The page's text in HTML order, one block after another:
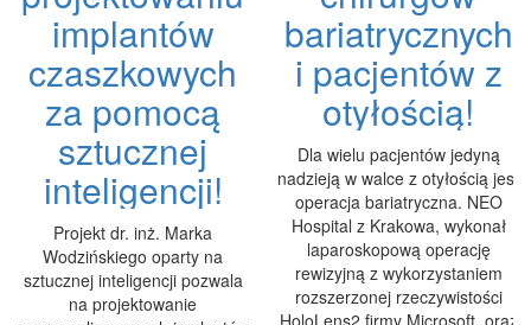
implantów
czaszkowych
za pomocą
sztucznej
inteligencji!
Projekt dr. inż. Marka
Wodzińskiego oparty na
sztucznej inteligencji pozwala
na projektowanie
bariatrycznych
i pacjentów z
otyłością!
Dla wielu pacjentów jedyną
nadzieją w walce z otyłością jest
operacja bariatryczna. NEO
Hospital z Krakowa, wykonał
laparoskopową operację
rewizyjną z wykorzystaniem
rozszerzonej rzeczywistości
HoloLens2 firmy Microsoft, oraz